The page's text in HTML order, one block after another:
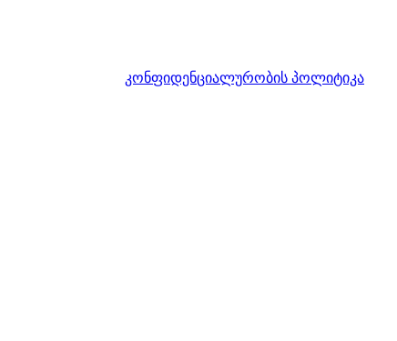
კონფიდენციალურობის პოლიტიკა